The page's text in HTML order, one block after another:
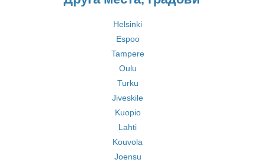
Helsinki
Espoo
Tampere
Oulu
Turku
Jiveskile
Kuopio
Lahti
Kouvola
Joensu